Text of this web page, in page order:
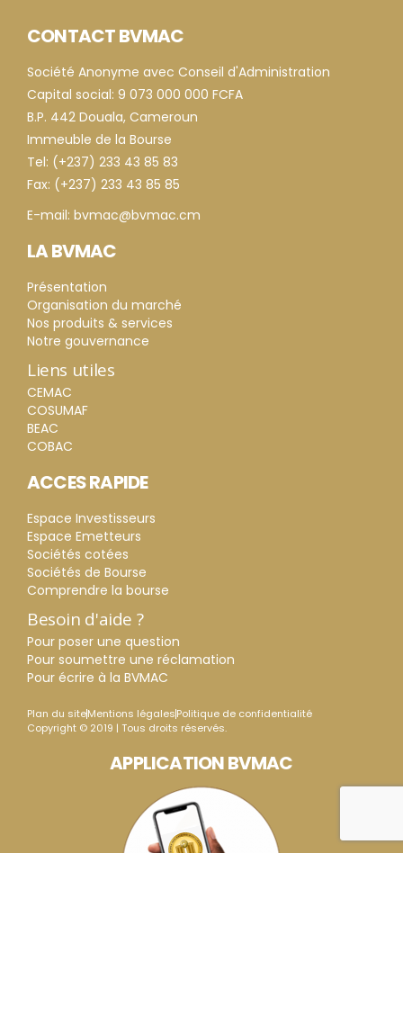
CONTACT BVMAC
Société Anonyme avec Conseil d'Administration
Capital social: 9 073 000 000 FCFA
B.P. 442 Douala, Cameroun
Immeuble de la Bourse
Tel: (+237) 233 43 85 83
Fax: (+237) 233 43 85 85
E-mail: bvmac@bvmac.cm
LA BVMAC
Présentation
Organisation du marché
Nos produits & services
Notre gouvernance
Liens utiles
CEMAC
COSUMAF
BEAC
COBAC
ACCES RAPIDE
Espace Investisseurs
Espace Emetteurs
Sociétés cotées
Sociétés de Bourse
Comprendre la bourse
Besoin d'aide ?
Pour poser une question
Pour soumettre une réclamation
Pour écrire à la BVMAC
Plan du siteMentions légalesPolitique de confidentialité
Copyright © 2019 | Tous droits réservés.
APPLICATION BVMAC